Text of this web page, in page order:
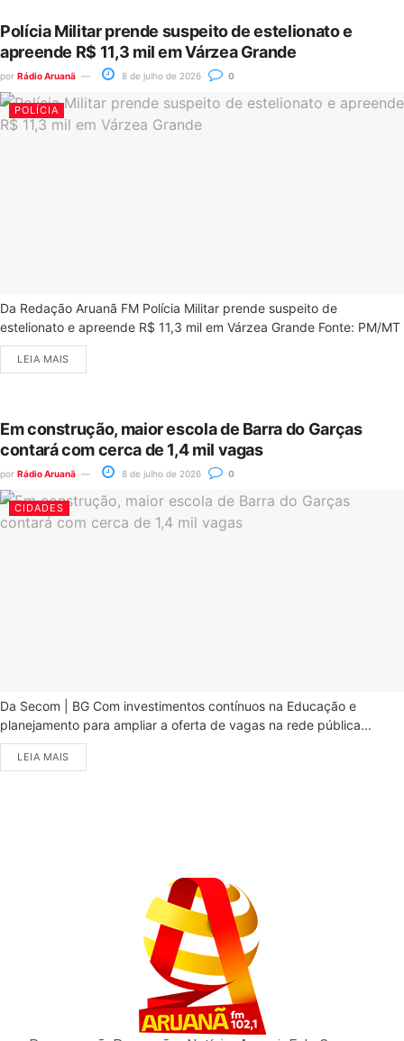
Polícia Militar prende suspeito de estelionato e
apreende R$ 11,3 mil em Várzea Grande
por Rádio Aruanã 8 de julho de 2026 0
POLÍCIA
Da Redação Aruanã FM Polícia Militar prende suspeito de
estelionato e apreende R$ 11,3 mil em Várzea Grande Fonte: PM/MT
LEIA MAIS
Em construção, maior escola de Barra do Garças
contará com cerca de 1,4 mil vagas
por Rádio Aruanã 8 de julho de 2026 0
CIDADES
Da Secom | BG Com investimentos contínuos na Educação e
planejamento para ampliar a oferta de vagas na rede pública...
LEIA MAIS